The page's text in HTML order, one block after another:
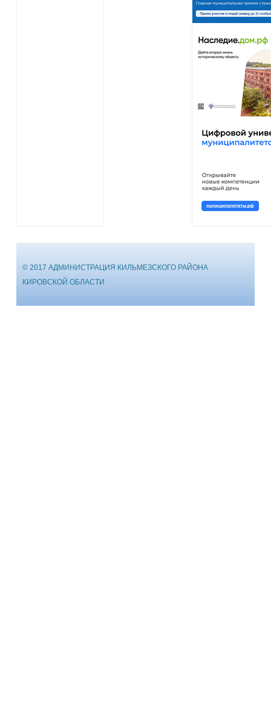
© 2017 АДМИНИСТРАЦИЯ КИЛЬМЕЗСКОГО РАЙОНА
КИРОВСКОЙ ОБЛАСТИ